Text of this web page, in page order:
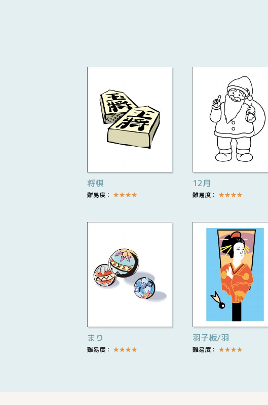
将棋
難易度： ★★★★
12月
難易度： ★★★★
まり
難易度： ★★★★
羽子板/羽
難易度： ★★★★